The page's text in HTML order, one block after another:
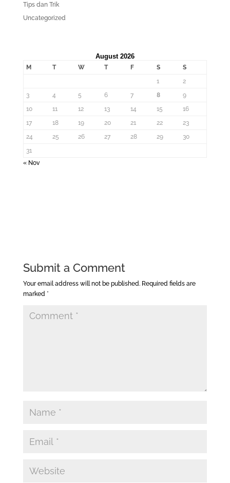
Tips dan Trik
Uncategorized
August 2026
M T W T F S
S
1
2
3
4 5 6 7 8
9
10
11 12 13 14 15
16
17
18 19 20 21 22
23
24
25 26 27 28 29
30
31
« Nov
Submit a Comment
Your email address will not be published. Required fields are
marked *